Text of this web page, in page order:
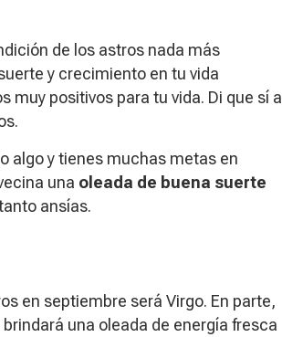
de los astros nada más
y crecimiento en tu vida
muy positivos para tu vida. Di que sí a
algo y tienes muchas metas en
una oleada de buena suerte
ansías.
en septiembre será Virgo. En parte,
brindará una oleada de energía fresca